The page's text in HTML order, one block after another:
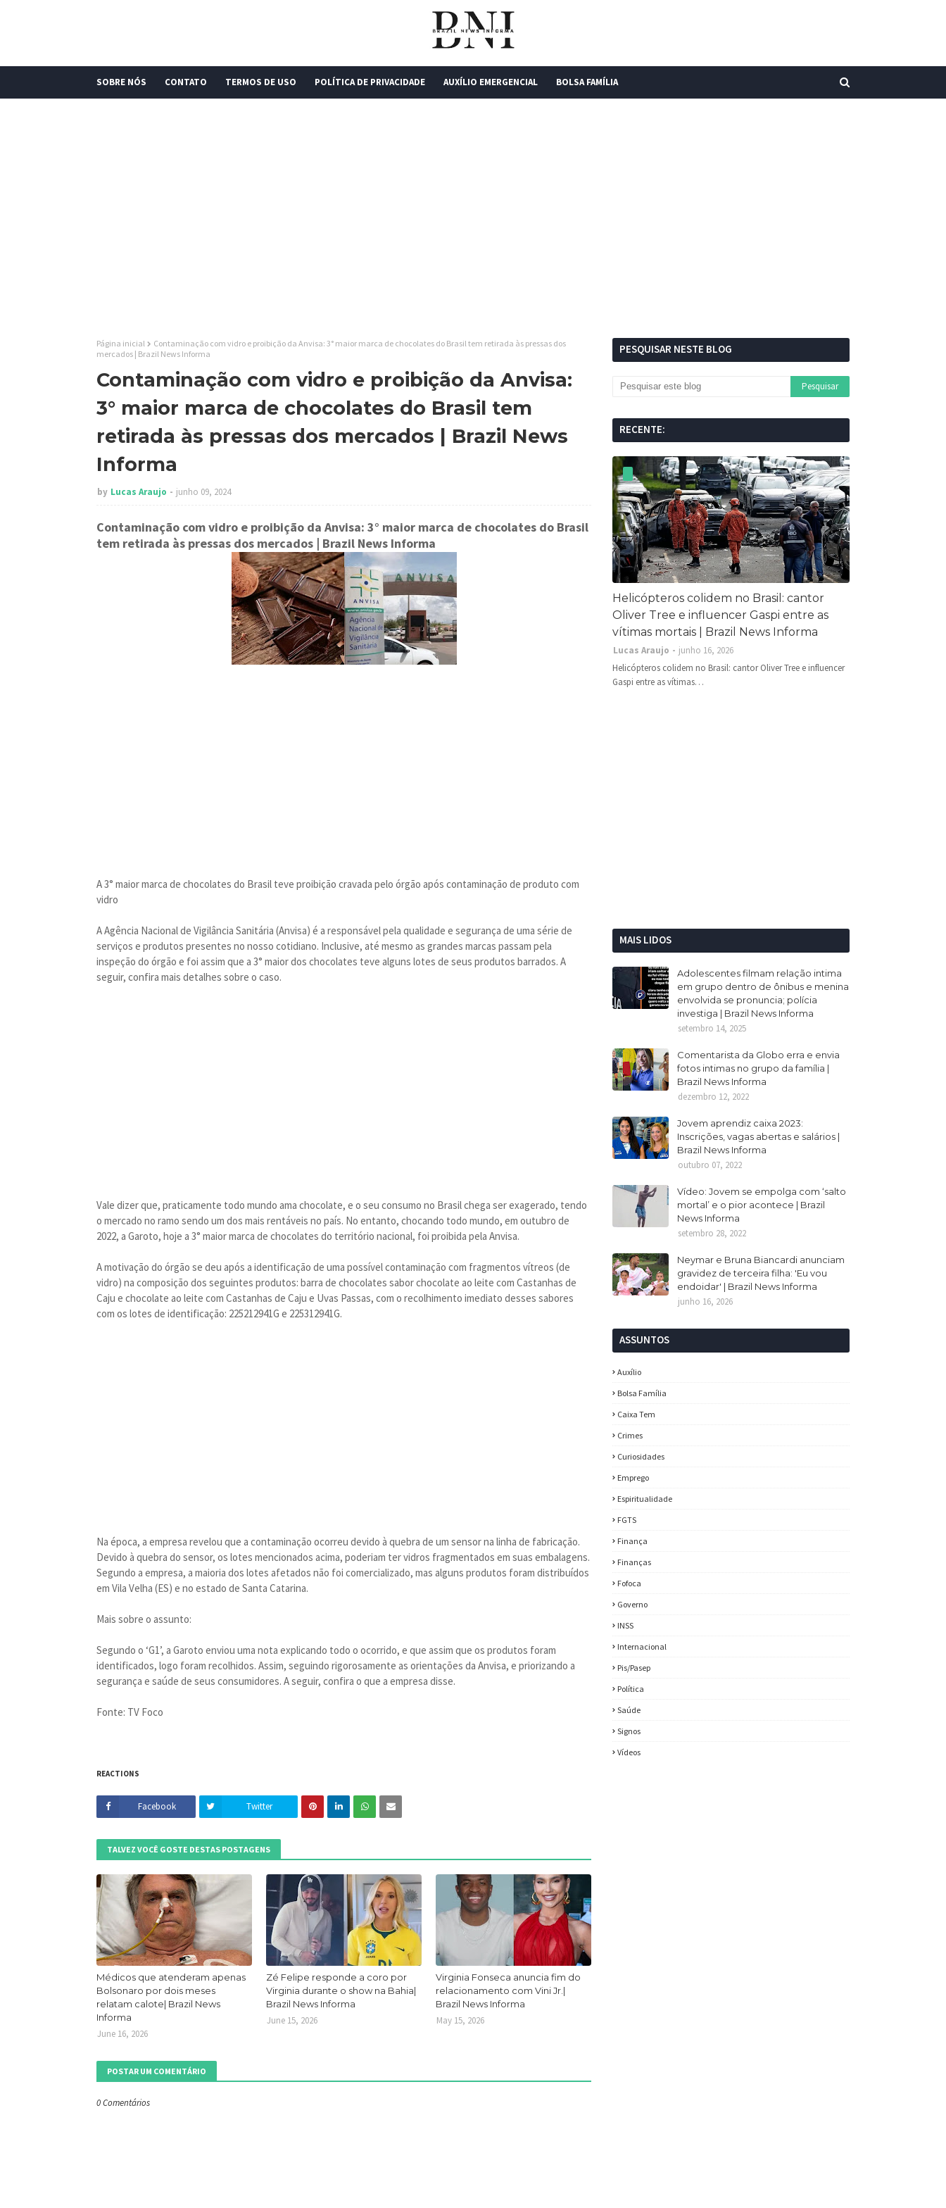
SOBRE NÓS CONTATO TERMOS DE USO POLÍTICA DE PRIVACIDADE AUXÍLIO EMERGENCIAL BOLSA FAMÍLIA
Página inicial
Contaminação com vidro e proibição da Anvisa: 3° maior marca de chocolates do Brasil tem retirada às pressas dos
mercados | Brazil News Informa
Contaminação com vidro e proibição da Anvisa:
3° maior marca de chocolates do Brasil tem
retirada às pressas dos mercados | Brazil News
Informa
by Lucas Araujo junho 09, 2024
Contaminação com vidro e proibição da Anvisa: 3° maior marca de chocolates do Brasil
tem retirada às pressas dos mercados | Brazil News Informa
A 3° maior marca de chocolates do Brasil teve proibição cravada pelo órgão após contaminação de produto com
vidro
A Agência Nacional de Vigilância Sanitária (Anvisa) é a responsável pela qualidade e segurança de uma série de
serviços e produtos presentes no nosso cotidiano. Inclusive, até mesmo as grandes marcas passam pela
inspeção do órgão e foi assim que a 3° maior dos chocolates teve alguns lotes de seus produtos barrados. A
seguir, confira mais detalhes sobre o caso.
Vale dizer que, praticamente todo mundo ama chocolate, e o seu consumo no Brasil chega ser exagerado, tendo
o mercado no ramo sendo um dos mais rentáveis no país. No entanto, chocando todo mundo, em outubro de
2022, a Garoto, hoje a 3° maior marca de chocolates do território nacional, foi proibida pela Anvisa.
A motivação do órgão se deu após a identificação de uma possível contaminação com fragmentos vítreos (de
vidro) na composição dos seguintes produtos: barra de chocolates sabor chocolate ao leite com Castanhas de
Caju e chocolate ao leite com Castanhas de Caju e Uvas Passas, com o recolhimento imediato desses sabores
com os lotes de identificação: 225212941G e 225312941G.
Na época, a empresa revelou que a contaminação ocorreu devido à quebra de um sensor na linha de fabricação.
Devido à quebra do sensor, os lotes mencionados acima, poderiam ter vidros fragmentados em suas embalagens.
Segundo a empresa, a maioria dos lotes afetados não foi comercializado, mas alguns produtos foram distribuídos
em Vila Velha (ES) e no estado de Santa Catarina.
Mais sobre o assunto:
Segundo o ‘G1’, a Garoto enviou uma nota explicando todo o ocorrido, e que assim que os produtos foram
identificados, logo foram recolhidos. Assim, seguindo rigorosamente as orientações da Anvisa, e priorizando a
segurança e saúde de seus consumidores. A seguir, confira o que a empresa disse.
Fonte: TV Foco
REACTIONS
Facebook Twitter
TALVEZ VOCÊ GOSTE DESTAS POSTAGENS
Médicos que atenderam apenas
Bolsonaro por dois meses
relatam calote| Brazil News
Informa
June 16, 2026
Zé Felipe responde a coro por
Virginia durante o show na Bahia|
Brazil News Informa
June 15, 2026
Virginia Fonseca anuncia fim do
relacionamento com Vini Jr.|
Brazil News Informa
May 15, 2026
POSTAR UM COMENTÁRIO
0 Comentários
PESQUISAR NESTE BLOG
RECENTE:
Helicópteros colidem no Brasil: cantor
Oliver Tree e influencer Gaspi entre as
vítimas mortais | Brazil News Informa
Lucas Araujo
junho 16, 2026
Helicópteros colidem no Brasil: cantor Oliver Tree e influencer
Gaspi entre as vítimas…
MAIS LIDOS
Adolescentes filmam relação intima
em grupo dentro de ônibus e menina
envolvida se pronuncia; polícia
investiga | Brazil News Informa
setembro 14, 2025
Comentarista da Globo erra e envia
fotos intimas no grupo da família |
Brazil News Informa
dezembro 12, 2022
Jovem aprendiz caixa 2023:
Inscrições, vagas abertas e salários |
Brazil News Informa
outubro 07, 2022
Vídeo: Jovem se empolga com ‘salto
mortal’ e o pior acontece | Brazil
News Informa
setembro 28, 2022
Neymar e Bruna Biancardi anunciam
gravidez de terceira filha: 'Eu vou
endoidar' | Brazil News Informa
junho 16, 2026
ASSUNTOS
Auxílio
Bolsa Família
Caixa Tem
Crimes
Curiosidades
Emprego
Espiritualidade
FGTS
Finança
Finanças
Fofoca
Governo
INSS
Internacional
Pis/Pasep
Política
Saúde
Signos
Vídeos